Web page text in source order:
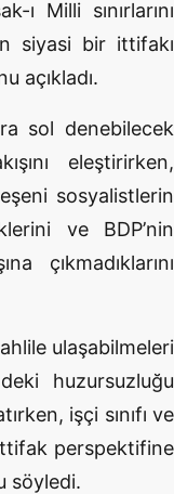
ı Milli sınırlarını
siyasi bir ittifakı
açıkladı.
sol denebilecek
eleştirirken,
sosyalistlerin
ve BDP’nin
çıkmadıklarını
ulaşabilmeleri
huzursuzluğu
işçi sınıfı ve
perspektifine
söyledi.